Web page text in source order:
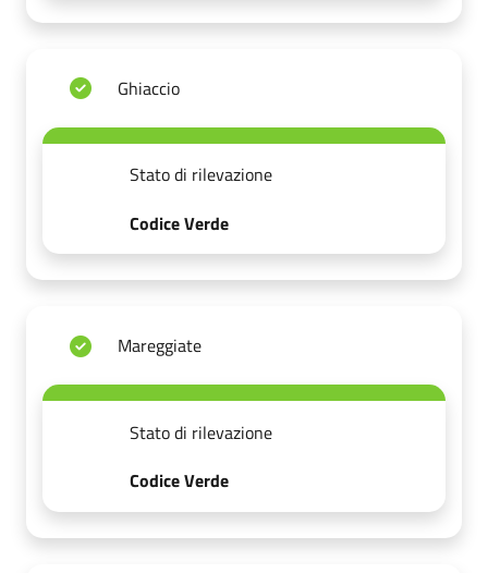
Ghiaccio
Stato di rilevazione
Codice Verde
Mareggiate
Stato di rilevazione
Codice Verde